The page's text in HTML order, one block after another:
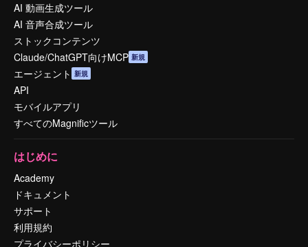
AI 動画生成ツール
AI 音声合成ツール
ストックコンテンツ
Claude/ChatGPT向けMCP 新規
エージェント 新規
API
モバイルアプリ
すべてのMagnificツール
はじめに
Academy
ドキュメント
サポート
利用規約
プライバシーポリシー